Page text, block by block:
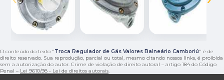
O conteúdo do texto "Troca Regulador de Gás Valores Balneário Camboriú" é de
direito reservado. Sua reprodução, parcial ou total, mesmo citando nossos links, é proibida
sem a autorização do autor. Crime de violação de direito autoral – artigo 184 do Código
Penal – Lei 9610/98 - Lei de direitos autorais.